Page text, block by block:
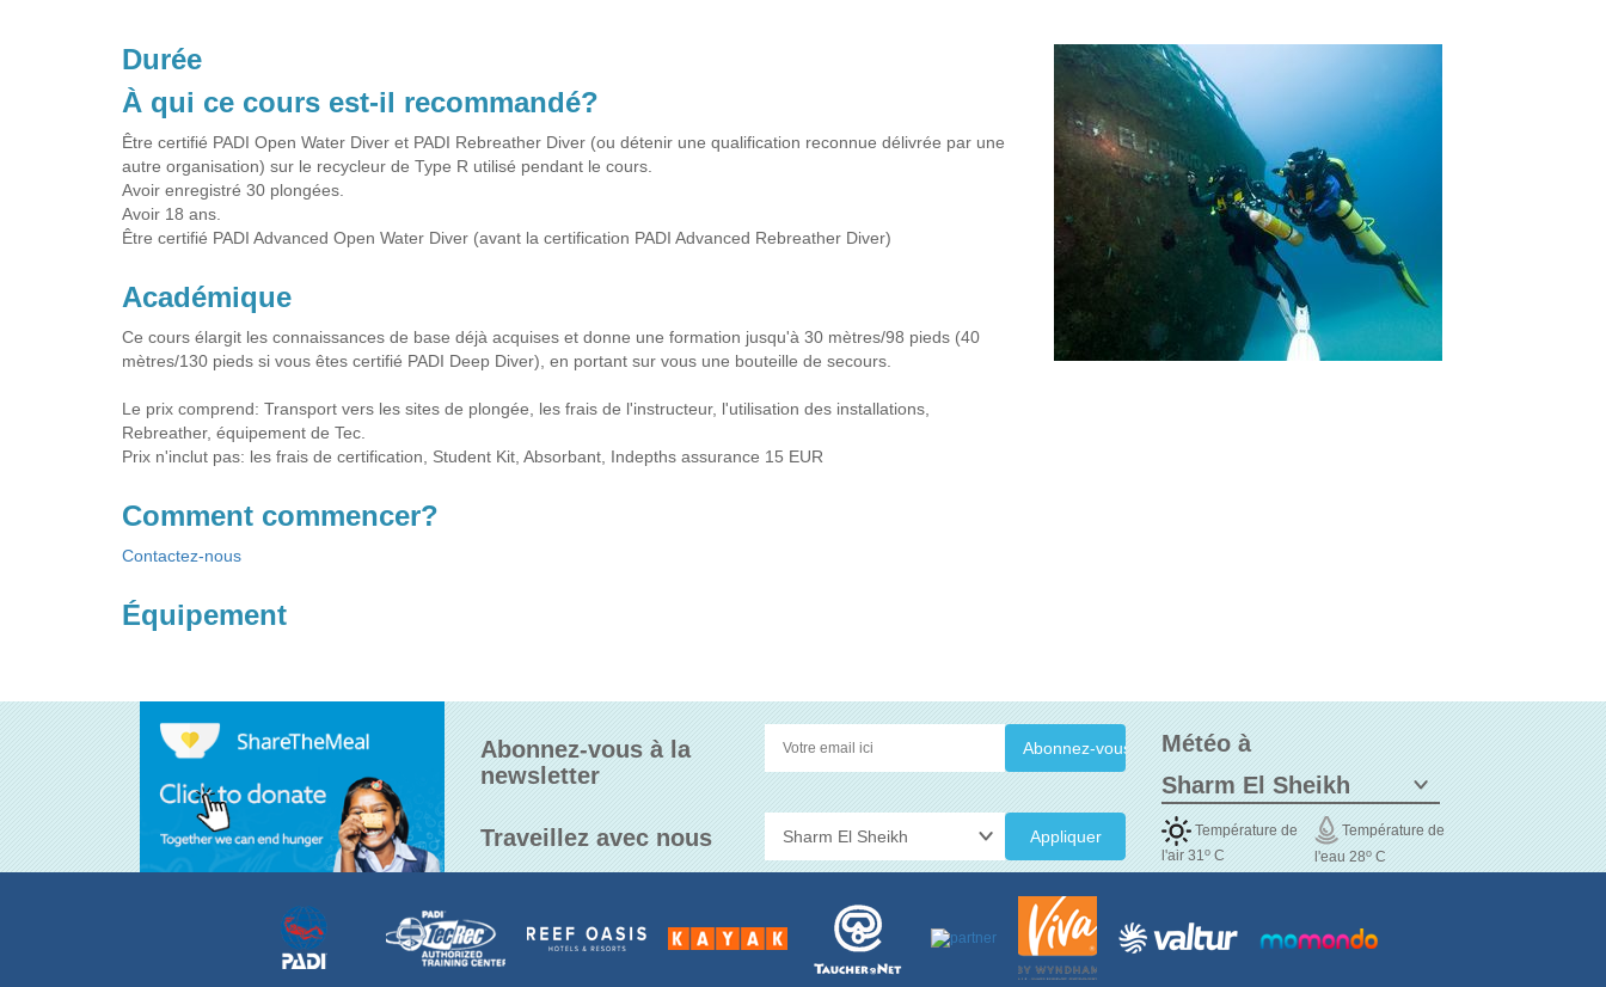
Durée
À qui ce cours est-il recommandé?
Être certifié PADI Open Water Diver et PADI Rebreather Diver (ou détenir une qualification reconnue délivrée par une
autre organisation) sur le recycleur de Type R utilisé pendant le cours.
Avoir enregistré 30 plongées.
Avoir 18 ans.
Être certifié PADI Advanced Open Water Diver (avant la certification PADI Advanced Rebreather Diver)
Académique
Ce cours élargit les connaissances de base déjà acquises et donne une formation jusqu'à 30 mètres/98 pieds (40
mètres/130 pieds si vous êtes certifié PADI Deep Diver), en portant sur vous une bouteille de secours.
Le prix comprend: Transport vers les sites de plongée, les frais de l'instructeur, l'utilisation des installations,
Rebreather, équipement de Tec.
Prix n'inclut pas: les frais de certification, Student Kit, Absorbant, Indepths assurance 15 EUR
Comment commencer?
Contactez-nous
Équipement
Abonnez-vous à la
newsletter
Traveillez avec nous Appliquer
Météo à
Température de
l'air 31o C
Température de
l'eau 28oC